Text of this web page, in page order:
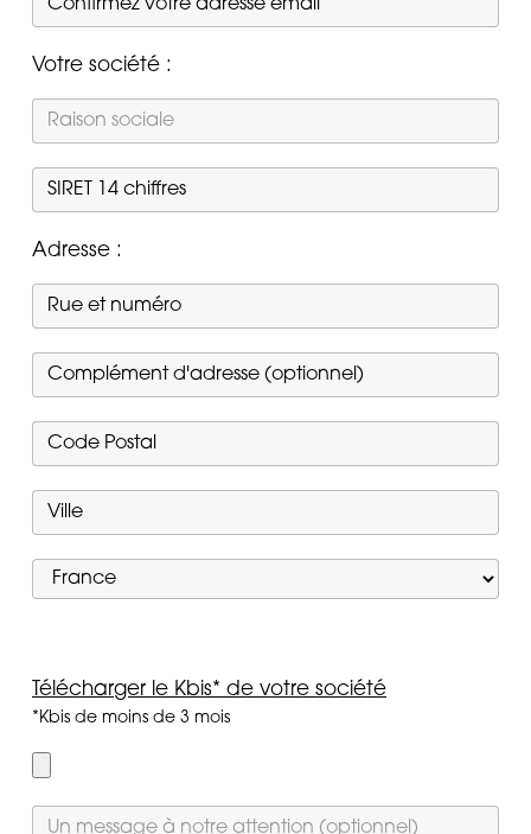
Votre société :
Adresse :
Télécharger le Kbis* de votre société
*Kbis de moins de 3 mois